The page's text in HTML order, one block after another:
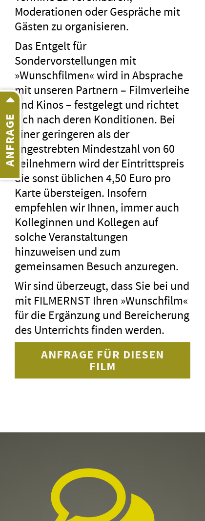
ANFRAGE
Moderationen oder Gespräche mit
Gästen zu organisieren.
Das Entgelt für
Sondervorstellungen mit
»Wunschfilmen« wird in Absprache
mit unseren Partnern – Filmverleihe
und Kinos – festgelegt und richtet
sich nach deren Konditionen. Bei
einer geringeren als der
angestrebten Mindestzahl von 60
Teilnehmern wird der Eintrittspreis
die sonst üblichen 4,50 Euro pro
Karte übersteigen. Insofern
empfehlen wir Ihnen, immer auch
Kolleginnen und Kollegen auf
solche Veranstaltungen
hinzuweisen und zum
gemeinsamen Besuch anzuregen.
Wir sind überzeugt, dass Sie bei und
mit FILMERNST Ihren »Wunschfilm«
für die Ergänzung und Bereicherung
des Unterrichts finden werden.
ANFRAGE FÜR DIESEN
FILM